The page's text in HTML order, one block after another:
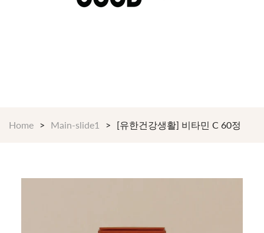
Home Main-slide1 [유한건강생활] 비타민 C 60정